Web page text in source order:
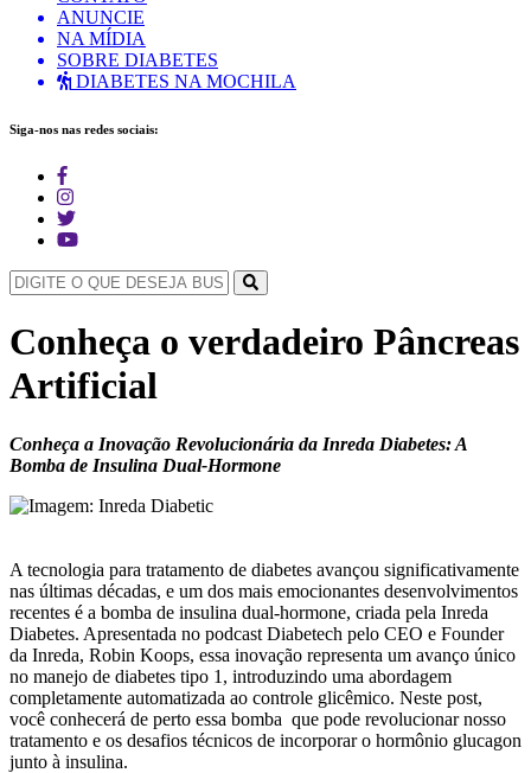
ANUNCIE
NA MÍDIA
SOBRE DIABETES
DIABETES NA MOCHILA
Siga-nos nas redes sociais:
Conheça o verdadeiro Pâncreas
Artificial
Conheça a Inovação Revolucionária da Inreda Diabetes: A
Bomba de Insulina Dual-Hormone
A tecnologia para tratamento de diabetes avançou significativamente
nas últimas décadas, e um dos mais emocionantes desenvolvimentos
recentes é a bomba de insulina dual-hormone, criada pela Inreda
Diabetes. Apresentada no podcast Diabetech pelo CEO e Founder
da Inreda, Robin Koops, essa inovação representa um avanço único
no manejo de diabetes tipo 1, introduzindo uma abordagem
completamente automatizada ao controle glicêmico. Neste post,
você conhecerá de perto essa bomba que pode revolucionar nosso
tratamento e os desafios técnicos de incorporar o hormônio glucagon
junto à insulina.